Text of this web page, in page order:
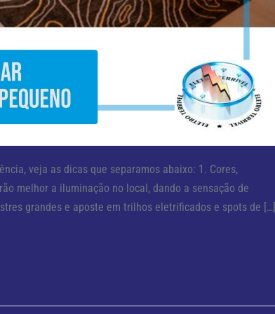
veja as dicas que separamos abaixo: 1. Cores,
melhor a iluminação no local, dando a sensação de
grandes e aposte em trilhos eletrificados e spots de […]